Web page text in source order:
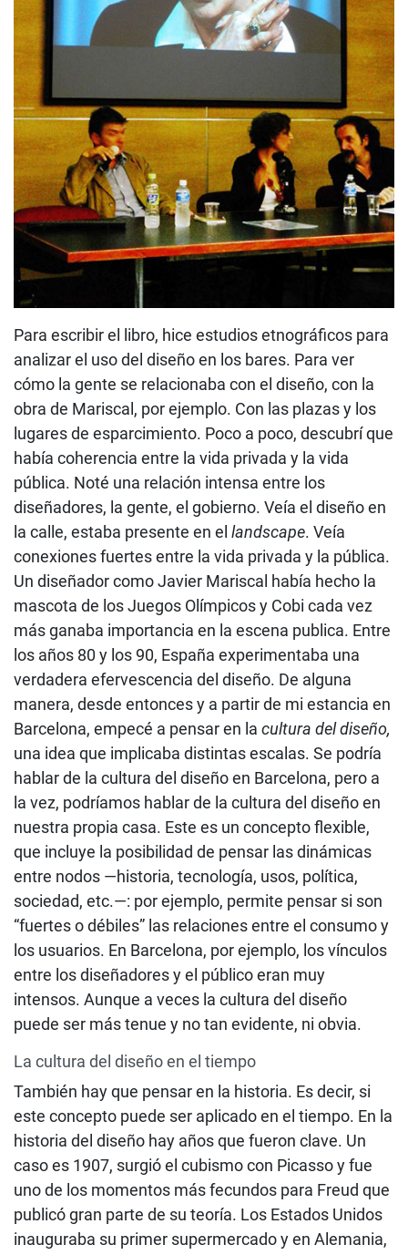
Para escribir el libro, hice estudios etnográficos para
analizar el uso del diseño en los bares. Para ver
cómo la gente se relacionaba con el diseño, con la
obra de Mariscal, por ejemplo. Con las plazas y los
lugares de esparcimiento. Poco a poco, descubrí que
había coherencia entre la vida privada y la vida
pública. Noté una relación intensa entre los
diseñadores, la gente, el gobierno. Veía el diseño en
la calle, estaba presente en el landscape. Veía
conexiones fuertes entre la vida privada y la pública.
Un diseñador como Javier Mariscal había hecho la
mascota de los Juegos Olímpicos y Cobi cada vez
más ganaba importancia en la escena publica. Entre
los años 80 y los 90, España experimentaba una
verdadera efervescencia del diseño. De alguna
manera, desde entonces y a partir de mi estancia en
Barcelona, empecé a pensar en la cultura del diseño,
una idea que implicaba distintas escalas. Se podría
hablar de la cultura del diseño en Barcelona, pero a
la vez, podríamos hablar de la cultura del diseño en
nuestra propia casa. Este es un concepto flexible,
que incluye la posibilidad de pensar las dinámicas
entre nodos —historia, tecnología, usos, política,
sociedad, etc.—: por ejemplo, permite pensar si son
“fuertes o débiles” las relaciones entre el consumo y
los usuarios. En Barcelona, por ejemplo, los vínculos
entre los diseñadores y el público eran muy
intensos. Aunque a veces la cultura del diseño
puede ser más tenue y no tan evidente, ni obvia.
La cultura del diseño en el tiempo
También hay que pensar en la historia. Es decir, si
este concepto puede ser aplicado en el tiempo. En la
historia del diseño hay años que fueron clave. Un
caso es 1907, surgió el cubismo con Picasso y fue
uno de los momentos más fecundos para Freud que
publicó gran parte de su teoría. Los Estados Unidos
inauguraba su primer supermercado y en Alemania,